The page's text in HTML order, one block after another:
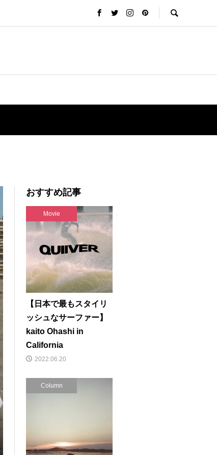
大橋海人が魅せる！サイズアップ
おすすめ記事
Movie
【日本で最もスタイリ
ッシュなサーファー】
kaito Ohashi in
California
2022.06.20
Column